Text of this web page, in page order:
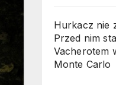
Hurkacz nie
Przed nim
Vacherotem
Monte Carlo